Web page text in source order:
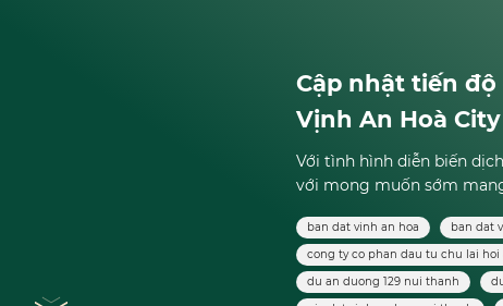
Cập nhật tiến
Vịnh An Hoà City
Với tình hình diễn biến
với mong muốn sớm
ban dat vinh an hoa
ban dat
cong ty co phan dau tu chu lai hoi
du an duong 129 nui thanh